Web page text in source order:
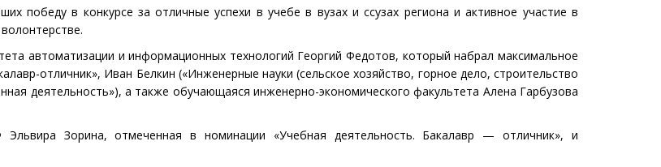
победу в конкурсе за отличные успехи в учебе в вузах и ссузах региона и активное участие в
автоматизации и информационных технологий Георгий Федотов, который набрал максимальное
отличник», Иван Белкин («Инженерные науки (сельское хозяйство, горное дело, строительство
деятельность»), а также обучающаяся инженерно-экономического факультета Алена Гарбузова
Зорина, отмеченная в номинации «Учебная деятельность. Бакалавр — отличник», и